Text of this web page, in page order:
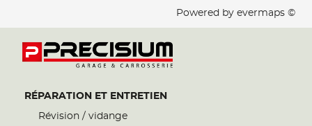
Powered by evermaps ©
RÉPARATION ET ENTRETIEN
Révision / vidange